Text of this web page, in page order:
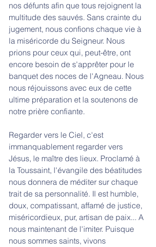
nos défunts afin que tous rejoignent la
multitude des sauvés. Sans crainte du
jugement, nous confions chaque vie à
la miséricorde du Seigneur. Nous
prions pour ceux qui, peut-être, ont
encore besoin de s'apprêter pour le
banquet des noces de l'Agneau. Nous
nous réjouissons avec eux de cette
ultime préparation et la soutenons de
notre prière confiante.
Regarder vers le Ciel, c'est
immanquablement regarder vers
Jésus, le maître des lieux. Proclamé à
la Toussaint, l'évangile des béatitudes
nous donnera de méditer sur chaque
trait de sa personnalité. Il est humble,
doux, compatissant, affamé de justice,
miséricordieux, pur, artisan de paix... A
nous maintenant de l'imiter. Puisque
nous sommes saints, vivons